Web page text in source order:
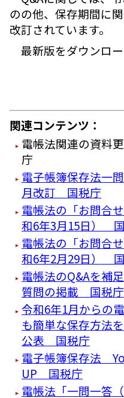
のの他、保存期間に
改訂されています。
最新版をダウンロ
関連コンテンツ：
電帳法関連の資料
庁
電子帳簿保存法一
月改訂 国税庁
電帳法の「お問合
和6年3月15日）
電帳法の「お問合
和6年2月29日）
電帳法のQ&Aを補
質問の掲載 国税庁
令和6年1月からの
も簡単な保存方法
公表 国税庁
電子帳簿保存法
UP 国税庁
電帳法「一問一答